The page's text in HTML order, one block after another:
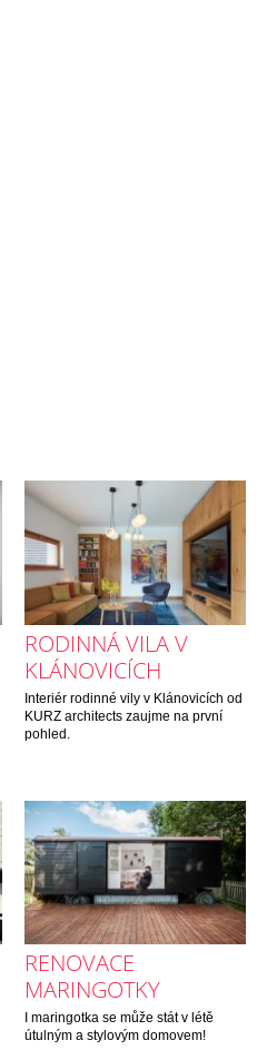
RODINNÁ VILA V
KLÁNOVICÍCH
Interiér rodinné vily v Klánovicích od
KURZ architects zaujme na první
pohled.
RENOVACE
MARINGOTKY
I maringotka se může stát v létě
útulným a stylovým domovem!